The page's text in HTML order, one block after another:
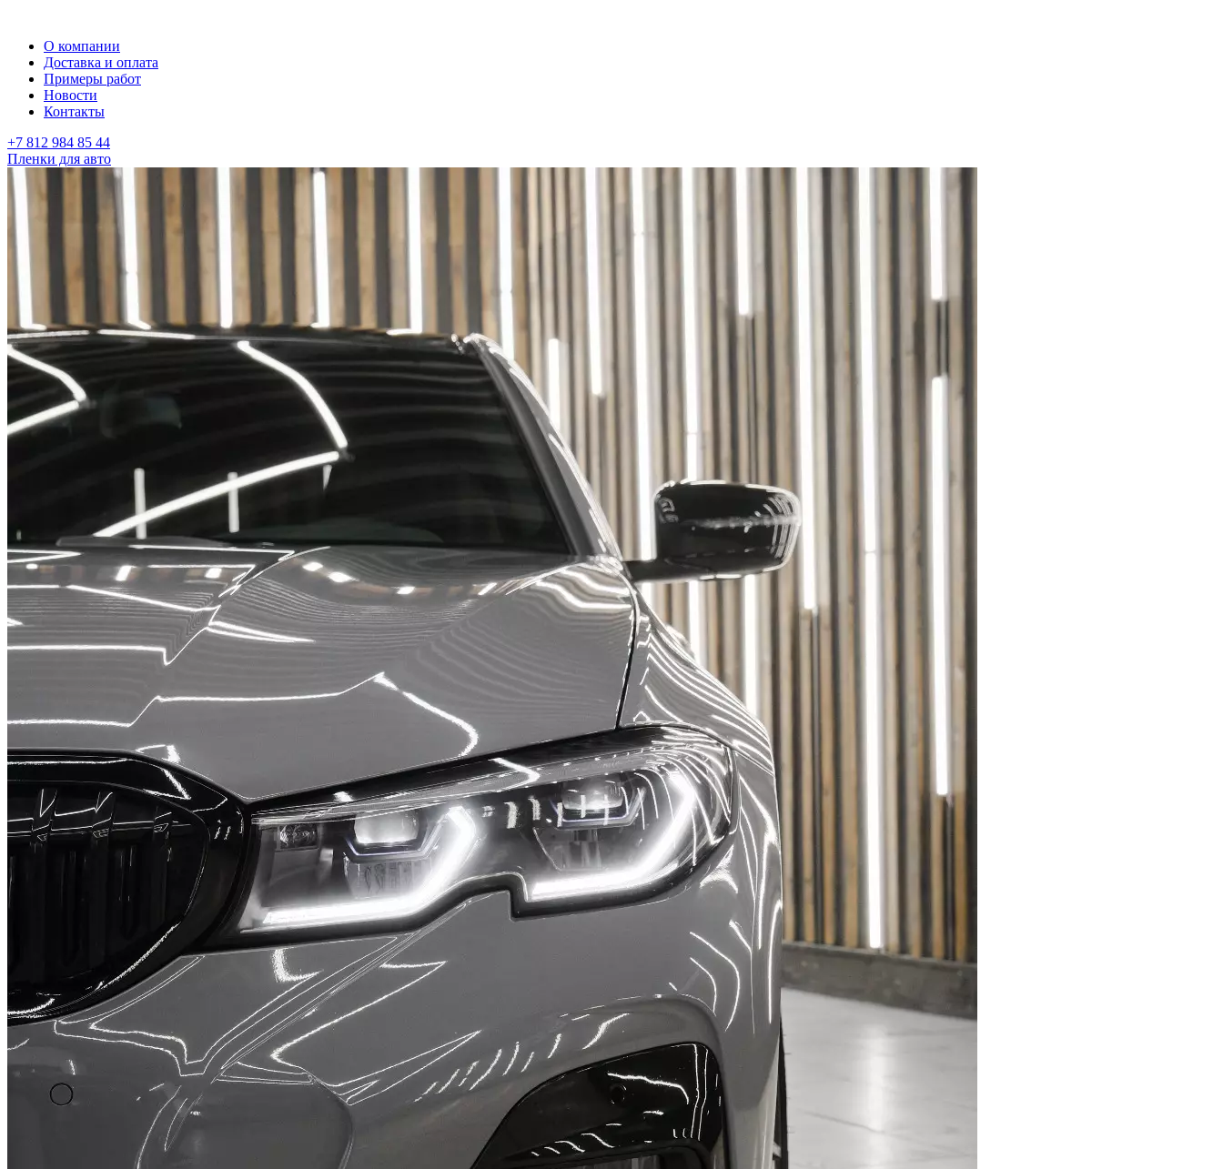
О компании
Доставка и оплата
Примеры работ
Новости
Контакты
+7 812 984 85 44
Пленки для авто